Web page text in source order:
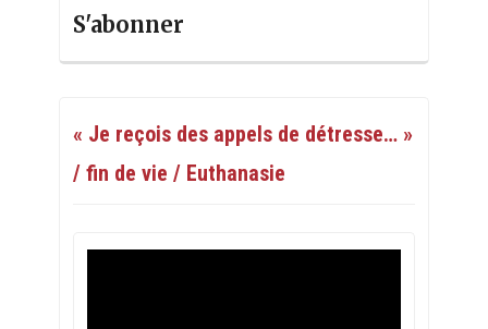
S'abonner
« Je reçois des appels de détresse… »
/ fin de vie / Euthanasie